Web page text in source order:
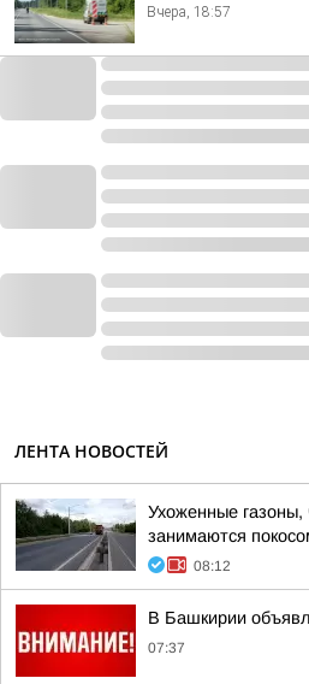
Вчера, 18:57
ЛЕНТА НОВОСТЕЙ
Ухоженные газоны,
занимаются
08:12
В Башкирии
07:37